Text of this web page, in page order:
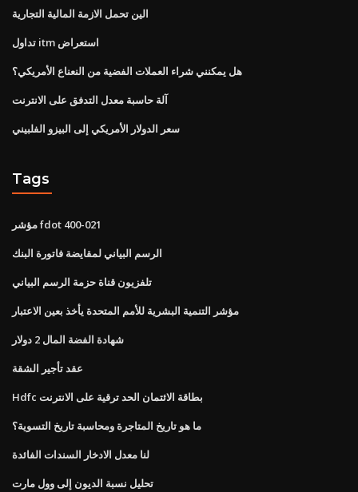
الين تحمل الازمة المالية التجارية
تداول itm استعراض
هل يمكنني شراء العملات الفضية من النعناع الأمريكي؟
آلة حاسبة معدل التدفق على الانترنت
سعر الدولار الأمريكي إلى البيزو الفلبيني
Tags
مؤشر fdot 400-021
الرسم البياني لمقايضة فاتورة البنك
تلفزيون قناة حزمة الرسم البياني
مؤشر التنمية البشرية للأمم المتحدة يأخذ بعين الاعتبار
شهادة الفضة المال 2 دولار
عقد تأجير الشقة
Hdfc بطاقة الائتمان الحد ترقية على الانترنت
ما هو تاريخ المتاجرة ومحاسبة تاريخ التسوية؟
لنا معدل الادخار السندات الفائدة
تحليل نسبة الديون إلى وول مارت